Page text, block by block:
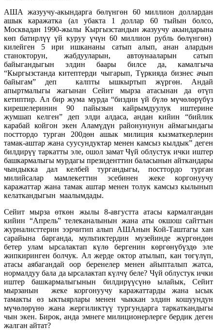
АША жазуучу-акындарга бөлүнгөн 60 миллион доллардан
ашык каражатка (ал убакта 1 доллар 60 тыйын болсо,
Москвадан 1990-жылы Кыргызстандын жазуучу акындарына
көп батирлүү үй куруу үчүн 60 миллион рубль бөлүнгөн)
килейген 5 ири ишкананы сатып алып, анан алардын
станокторун, жабдууларын, автоунааларын сатып
байыгандыгын элдин баары билсе да, камалгыча
“Кыргызстанда китептерди чыгарып, Түркияда бизнес ачып
байыгам” деп калпты ышкыртып жүргөн. Андай
апыртмалыгы жагынан Сейит мырза атасынан да өтүп
кетиптир. Ал бир жума мурда “биздин үй бүлө мүчөлөрүбүз
кирешелеринин 90 пайызын кайрымдуулук иштерине
жумшап келген” деп элди алдаса, андан кийин “бийлик
карабай койгон экен Аламүдүн районунунун аймагындагы
посттордо турган 200дөн ашык милиция кызматкерлерин
тамак-аштар жана суусундуктар менен камсыз кылдык” деген
билдирүү таркатты эле, ошол замат Чүй облустук ички иштер
башкармалыгы мурдагы президенттин баласынын айткандары
чындыкка дал келбей тургандыгы, посттордо турган
милийсалар мамлекеттин эсебинен жеке коргонуучу
каражаттар жана тамак аштар менен толук камсыз кылынып
келаткандыгын маалымдады.
Сейит мырза өткөн жылы 8-августта атасы кармалгандан
кийин “Апрель” телеканалынын жана аты окшош сайттын
журналисттерин ээрчитип алып АШАнын Кой-Таштагы хан
сарайына барганда, мультиктердин музейинде жүргөндөн
бетер улам ырсалактап күлө бергенин көргөнүбүздө эле
жипкиринген болчук. Ал жерде октор атылып, кан төгүлүп,
атасы аябагандай оор беренелер менен айыпталып жатса,
нормалдуу бала да ырсалактап күлчү беле? Чүй облустук ички
иштер башкармалыгынын билдирүүсүнө ылайык, Сейит
мырзанын жеке коргонуучу каражаттарды жана ысык
тамакты өз ыктыярлары менен чыккан элдин кошуундун
мүчөлөрүнө жана жергиликтүү тургундарга таркаткандыгы
чын экен. Бирок, анда эмнеге милиционерлерге бердик деген
жалган айтат?